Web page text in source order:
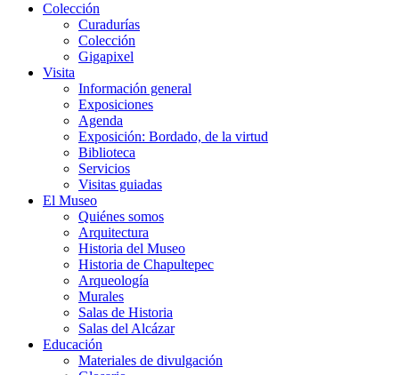
Colección
Curadurías
Colección
Gigapixel
Visita
Información general
Exposiciones
Agenda
Exposición: Bordado, de la virtud
Biblioteca
Servicios
Visitas guiadas
El Museo
Quiénes somos
Arquitectura
Historia del Museo
Historia de Chapultepec
Arqueología
Murales
Salas de Historia
Salas del Alcázar
Educación
Materiales de divulgación